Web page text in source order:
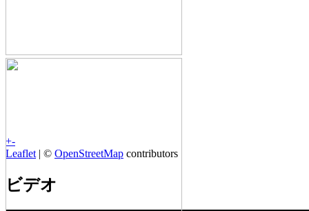
+-
Leaflet | © OpenStreetMap contributors
ビデオ